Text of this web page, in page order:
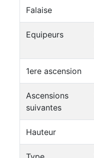
Falaise
Equipeurs
1ere ascension
Ascensions
suivantes
Hauteur